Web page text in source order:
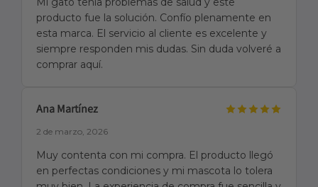
producto fue la solución. Confío plenamente en
esta marca. El servicio al cliente es excelente y
siempre responden mis dudas. Sin duda volveré a
comprar aquí.
Ana Martínez
2 de marzo, 2026
Muy contenta con mi compra. El producto llegó
en perfectas condiciones y mi mascota lo tolera